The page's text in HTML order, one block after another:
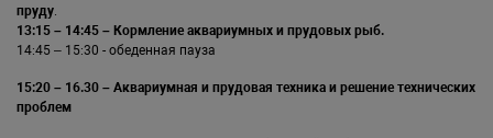
пруду.
13:15 – 14:45 – Кормление аквариумных и прудовых рыб.
14:45 – 15:30 - обеденная пауза
15:20 – 16.30 – Аквариумная и прудовая техника и решение технических
проблем